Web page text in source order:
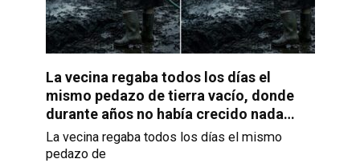
La vecina regaba todos los días el
mismo pedazo de tierra vacío, donde
durante años no había crecido nada…
La vecina regaba todos los días el mismo
pedazo de